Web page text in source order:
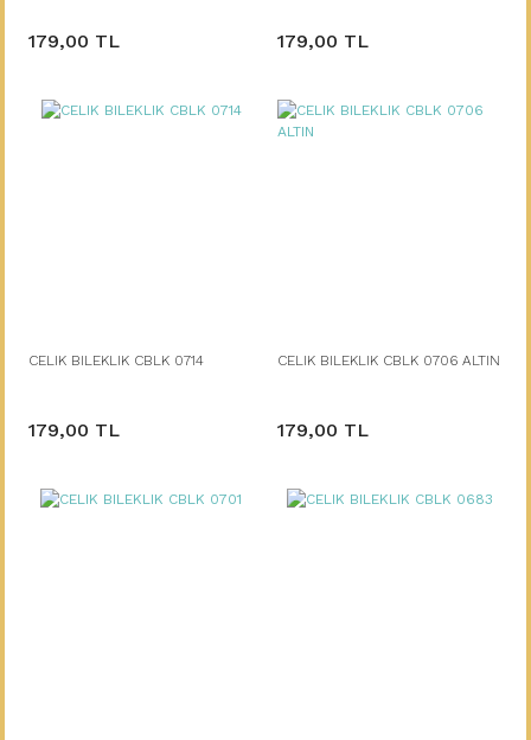
179,00 TL 179,00 TL
CELIK BILEKLIK CBLK 0714
179,00 TL
CELIK BILEKLIK CBLK 0706 ALTIN
179,00 TL